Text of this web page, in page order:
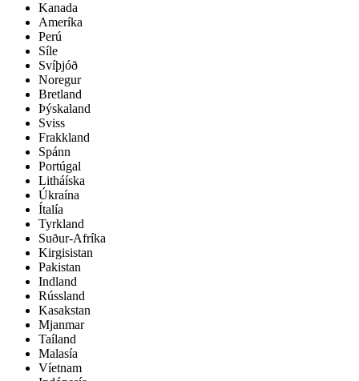
Kanada
Ameríka
Perú
Síle
Svíþjóð
Noregur
Bretland
Þýskaland
Sviss
Frakkland
Spánn
Portúgal
Litháíska
Úkraína
Ítalía
Tyrkland
Suður-Afríka
Kirgisistan
Pakistan
Indland
Rússland
Kasakstan
Mjanmar
Taíland
Malasía
Víetnam